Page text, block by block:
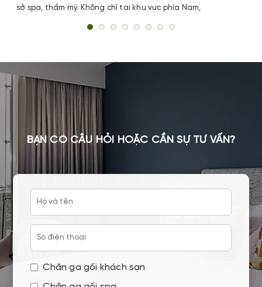
sở spa, thẩm mỹ. Không chỉ tại khu vực phía Nam,
BẠN CÓ CÂU HỎI HOẶC CẦN SỰ TƯ VẤN?
Chăn ga gối khách sạn